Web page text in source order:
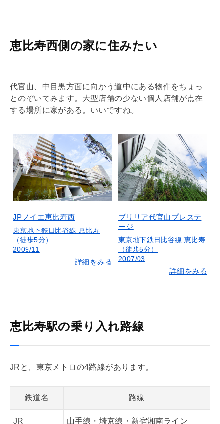
恵比寿西側の家に住みたい
代官山、中目黒方面に向かう道中にある物件をちょっ
とのぞいてみます。大型店舗の少ない個人店舗が点在
する場所に家がある。いいですね。
JPノイエ恵比寿西
東京地下鉄日比谷線 恵比寿
（徒歩5分）
2009/11
詳細をみる
ブリリア代官山プレステ
ージ
東京地下鉄日比谷線 恵比寿
（徒歩5分）
2007/03
詳細をみる
恵比寿駅の乗り入れ路線
JRと、東京メトロの4路線があります。
鉄道名 路線
JR 山手線・埼京線・新宿湘南ライン